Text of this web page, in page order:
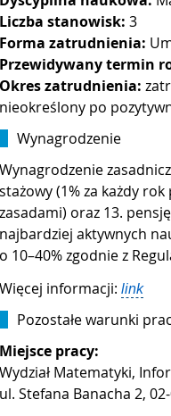
Liczba stanowisk: 3
Forma zatrudnienia:
Przewidywany termin
Okres zatrudnienia:
nieokreślony po
Wynagrodzenie
Wynagrodzenie
stażowy (1% za każdy
zasadami) oraz 13.
najbardziej aktywnych
o 10–40% zgodnie z
Więcej informacji: link
Pozostałe warunki
Miejsce pracy:
Wydział Matematyki,
ul. Stefana Banacha 2,